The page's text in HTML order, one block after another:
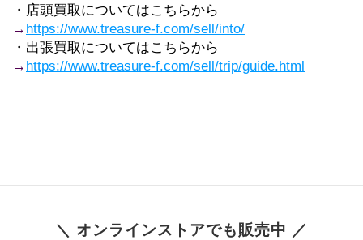
・店頭買取についてはこちらから
→ https://www.treasure-f.com/sell/into/
・出張買取についてはこちらから
→ https://www.treasure-f.com/sell/trip/guide.html
＼ オンラインストアでも販売中 ／